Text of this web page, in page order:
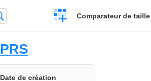
Créer
un
Comparateur de taille
Date de création